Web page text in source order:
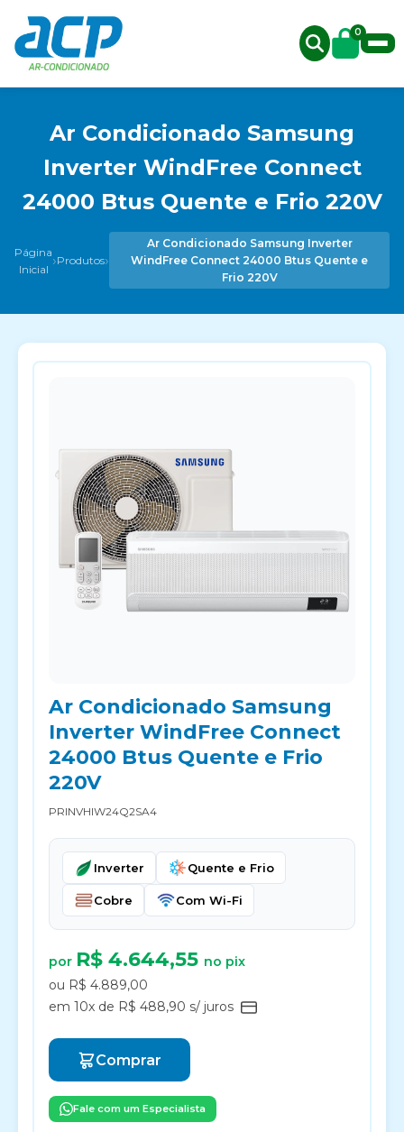
0
Ar Condicionado Samsung
Inverter WindFree Connect
24000 Btus Quente e Frio 220V
Página
Inicial ›Produtos›
Ar Condicionado Samsung Inverter
WindFree Connect 24000 Btus Quente e
Frio 220V
Ar Condicionado Samsung
Inverter WindFree Connect
24000 Btus Quente e Frio
220V
PRINVHIW24Q2SA4
Inverter Quente e Frio
Cobre Com Wi-Fi
por R$ 4.644,55 no pix
ou R$ 4.889,00
em 10x de R$ 488,90 s/ juros
Comprar
Fale com um Especialista